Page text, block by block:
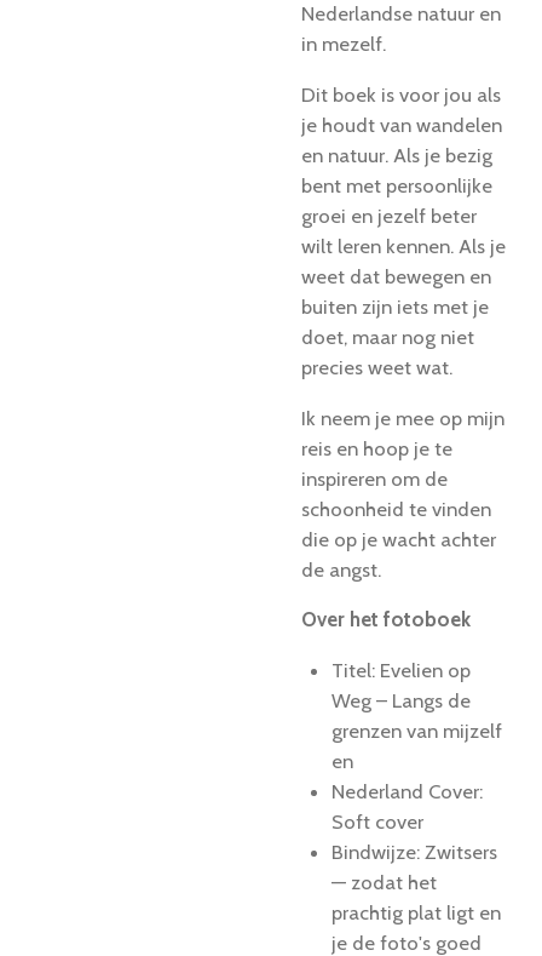
Nederlandse natuur en
in mezelf.
Dit boek is voor jou als
je houdt van wandelen
en natuur. Als je bezig
bent met persoonlijke
groei en jezelf beter
wilt leren kennen. Als je
weet dat bewegen en
buiten zijn iets met je
doet, maar nog niet
precies weet wat.
Ik neem je mee op mijn
reis en hoop je te
inspireren om de
schoonheid te vinden
die op je wacht achter
de angst.
Over het fotoboek
Titel: Evelien op
Weg – Langs de
grenzen van mijzelf
en
Nederland Cover:
Soft cover
Bindwijze: Zwitsers
— zodat het
prachtig plat ligt en
je de foto's goed